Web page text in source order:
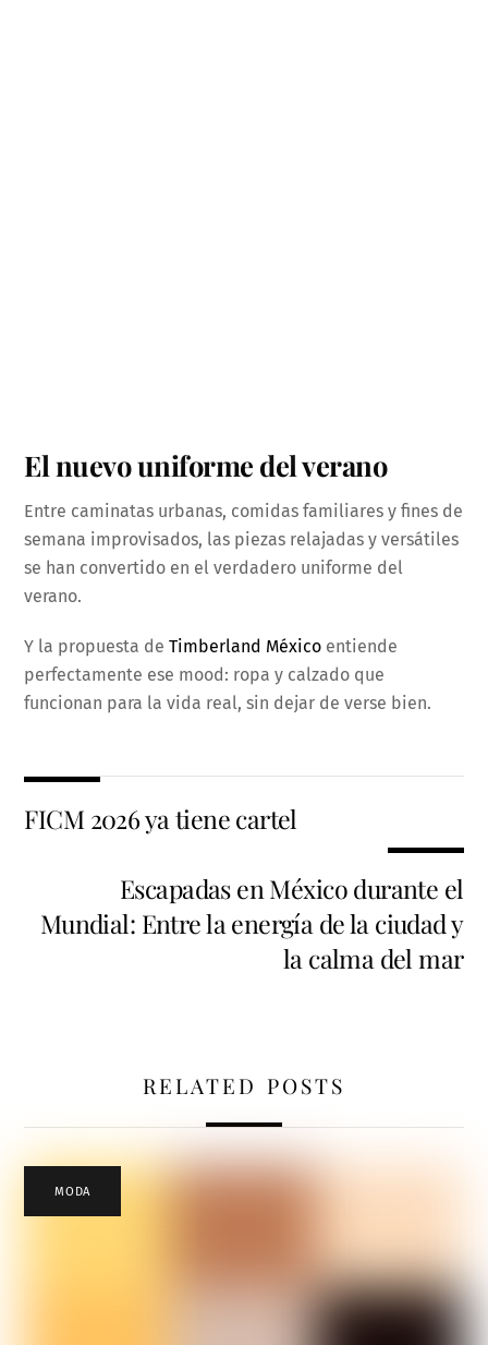
El nuevo uniforme del verano
Entre caminatas urbanas, comidas familiares y fines de
semana improvisados, las piezas relajadas y versátiles
se han convertido en el verdadero uniforme del
verano.
Y la propuesta deTimberland México entiende
perfectamente ese mood: ropa y calzado que
funcionan para la vida real, sin dejar de verse bien.
FICM 2026 ya tiene cartel
Escapadas en México durante el
Mundial: Entre la energía de la ciudad y
la calma del mar
RELATED POSTS
MODA